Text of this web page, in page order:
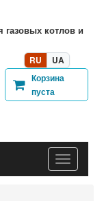
газовых котлов и
RU
UA
Корзина
пуста